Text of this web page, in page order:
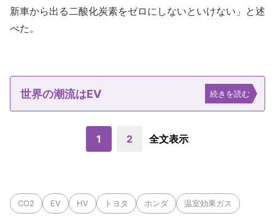
新車から出る二酸化炭素をゼロにしないといけない」と述
べた。
世界の潮流はEV 続きを読む
1 2 全文表示
CO2 EV HV トヨタ ホンダ 温室効果ガス